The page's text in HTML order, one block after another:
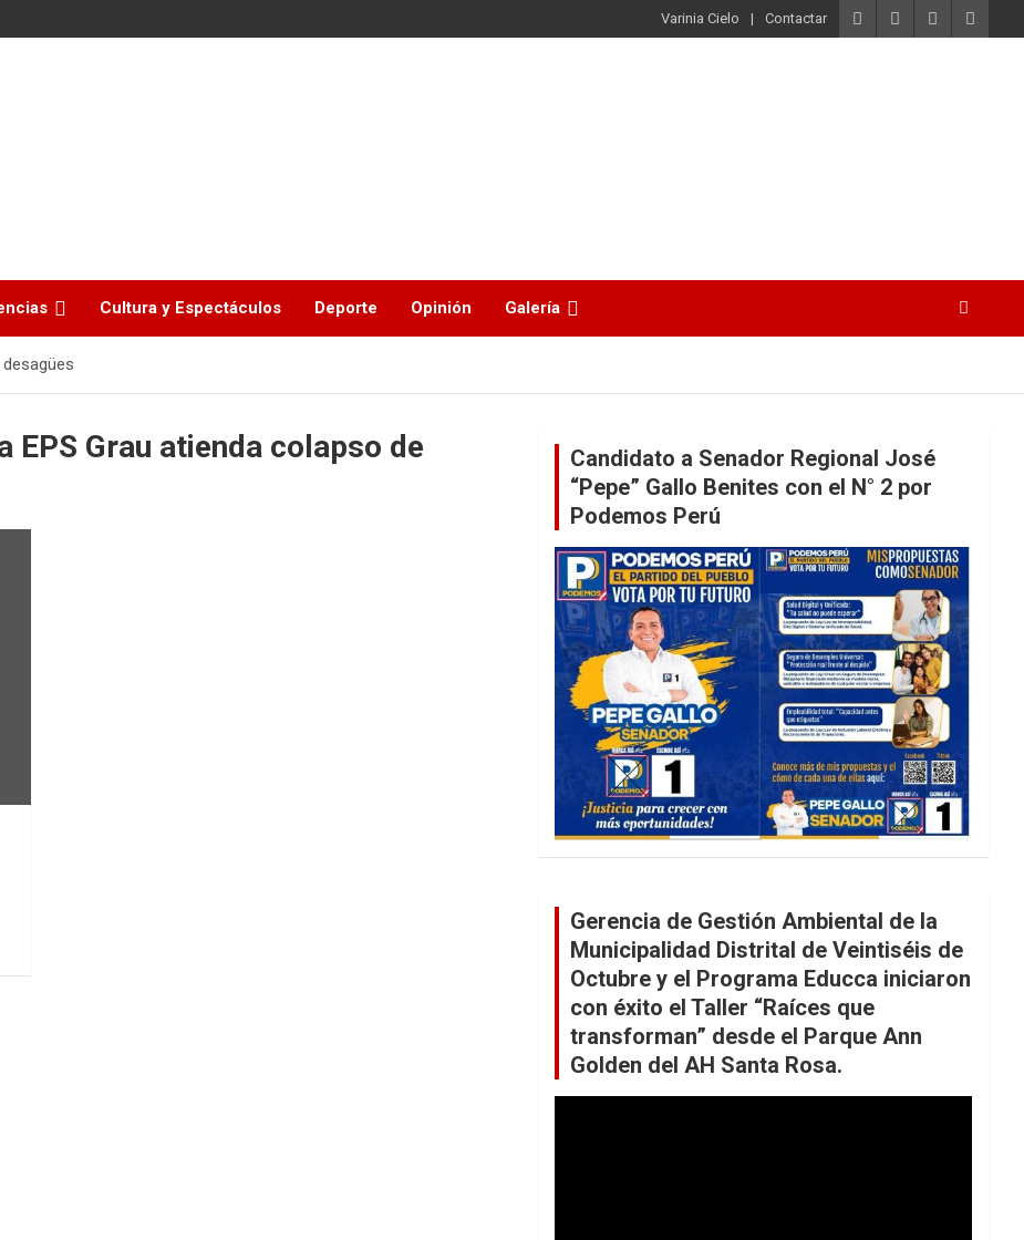
Varinia Cielo Contactar
Cultura y Espectáculos Deporte Opinión Galería
EPS Grau atienda colapso de
Candidato a Senador Regional José
“Pepe” Gallo Benites con el N° 2 por
Podemos Perú
Gerencia de Gestión Ambiental de la
Municipalidad Distrital de Veintiséis de
Octubre y el Programa Educca iniciaron
con éxito el Taller “Raíces que
transforman” desde el Parque Ann
Golden del AH Santa Rosa.